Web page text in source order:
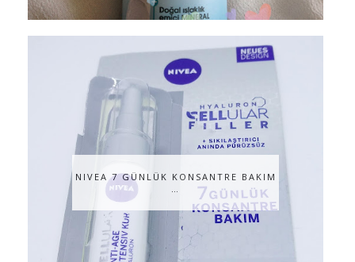
NIVEA 7 GÜNLÜK KONSANTRE BAKIM
…